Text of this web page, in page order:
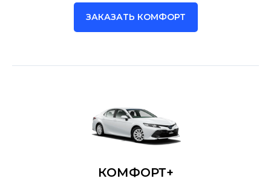
ЗАКАЗАТЬ КОМФОРТ
КОМФОРТ+